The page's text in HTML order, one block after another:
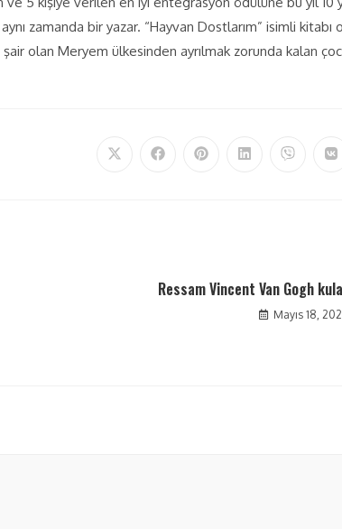
zamanda bir yazar. “Hayvan Dostlarım” isimli
olan Meryem ülkesinden ayrılmak zorunda kalan
Ressam Vincent Van Gogh
Mayıs 18,